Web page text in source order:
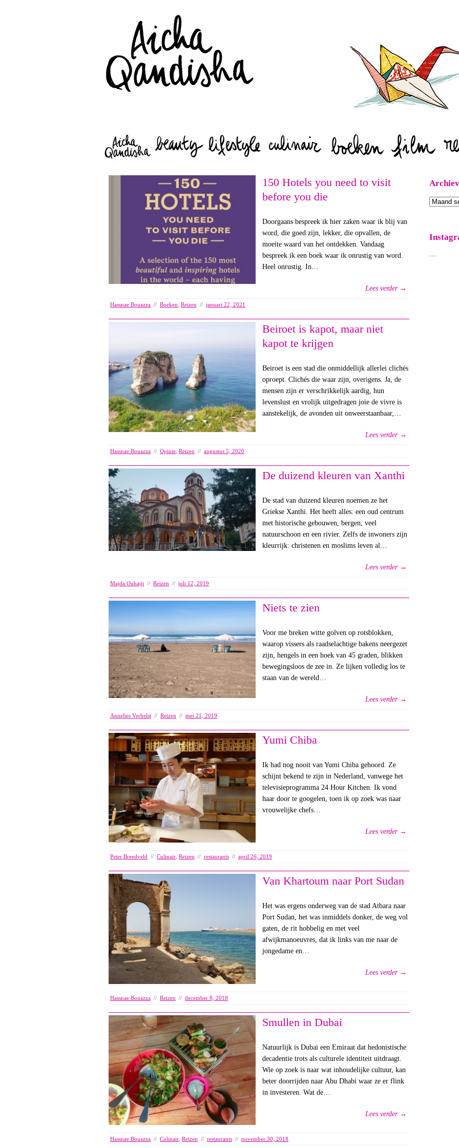
150 Hotels you need to visit
before you die
Doorgaans bespreek ik hier zaken waar ik blij van
word, die goed zijn, lekker, die opvallen, de
moeite waard van het ontdekken. Vandaag
bespreek ik een boek waar ik onrustig van word.
Heel onrustig. In…
Lees verder →
Hassnae Bouazza // Boeken Reizen // januari 22, 2021
Beiroet is kapot, maar niet
kapot te krijgen
Beiroet is een stad die onmiddellijk allerlei clichés
oproept. Clichés die waar zijn, overigens. Ja, de
mensen zijn er verschrikkelijk aardig, hun
levenslust en vrolijk uitgedragen joie de vivre is
aanstekelijk, de avonden uit onweerstaanbaar,…
Lees verder →
Hassnae Bouazza // Opinie Reizen // augustus 5, 2020
De duizend kleuren van Xanthi
De stad van duizend kleuren noemen ze het
Griekse Xanthi. Het heeft alles: een oud centrum
met historische gebouwen, bergen, veel
natuurschoon en een rivier. Zelfs de inwoners zijn
kleurrijk: christenen en moslims leven al…
Lees verder →
Majda Ouhajji // Reizen // juli 12, 2019
Niets te zien
Voor me breken witte golven op rotsblokken,
waarop vissers als raadselachtige bakens neergezet
zijn, hengels in een hoek van 45 graden, blikken
bewegingsloos de zee in. Ze lijken volledig los te
staan van de wereld…
Lees verder →
Annelies Verhelst // Reizen // mei 21, 2019
Yumi Chiba
Ik had nog nooit van Yumi Chiba gehoord. Ze
schijnt bekend te zijn in Nederland, vanwege het
televisieprogramma 24 Hour Kitchen. Ik vond
haar door te googelen, toen ik op zoek was naar
vrouwelijke chefs…
Lees verder →
Peter Breedveld // Culinair, Reizen // restaurants // april 26, 2019
Van Khartoum naar Port Sudan
Het was ergens onderweg van de stad Atbara naar
Port Sudan, het was inmiddels donker, de weg vol
gaten, de rit hobbelig en met veel
afwijkmanoeuvres, dat ik links van me naar de
jongedame en…
Lees verder →
Hassnae Bouazza // Reizen // december 8, 2018
Smullen in Dubai
Natuurlijk is Dubai een Emiraat dat hedonistische
decadentie trots als culturele identiteit uitdraagt.
Wie op zoek is naar wat inhoudelijke cultuur, kan
beter doorrijden naar Abu Dhabi waar ze er flink
in investeren. Wat de…
Lees verder →
Hassnae Bouazza // Culinair Reizen // restaurants // november 30, 2018
Archieven
…